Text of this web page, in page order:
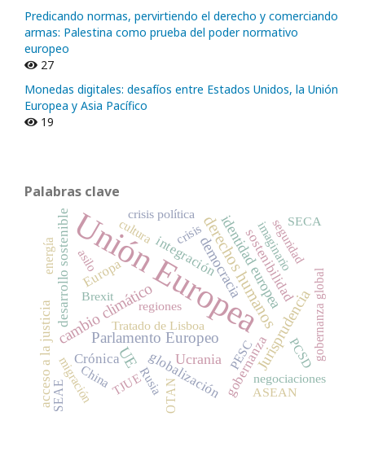
Predicando normas, pervirtiendo el derecho y comerciando
armas: Palestina como prueba del poder normativo
europeo
27
Monedas digitales: desafíos entre Estados Unidos, la Unión
Europea y Asia Pacífico
19
Palabras clave
Unión Europea
derechos humanos
Parlamento Europeo
UE
cambio climático Jurisprudencia
democracia
identidad europea
Ucrania
Europa
Crónica
integración
gobernanza
acceso a la justicia globalización
desarrollo sostenible sostenibilidad
migración
crisis
PCSD
regiones
Tratado de Lisboa
Rusia
Brexit gobernanza global
cultura
PESC
imaginario
seguridad
energía
China negociaciones
TJUE OTAN
SEAE
SECA
asilo
ASEAN
crisis política